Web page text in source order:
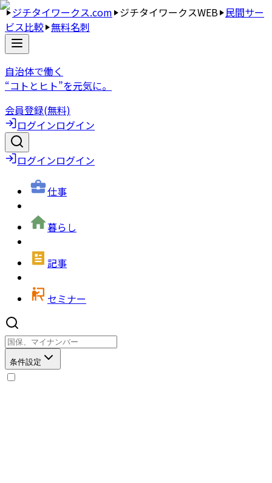
ジチタイワークス.com ジチタイワークスWEB 民間サー
ビス比較 無料名刺
自治体で働く
“コトとヒト”を元気に。
会員登録(無料)
ログインログイン
ログインログイン
仕事
暮らし
記事
セミナー
条件設定